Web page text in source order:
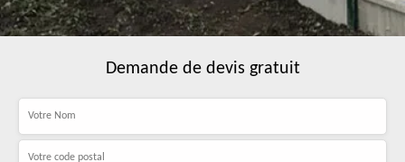
Demande de devis gratuit